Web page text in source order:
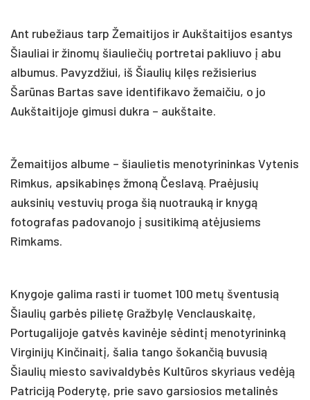
Ant rubežiaus tarp Žemaitijos ir Aukštaitijos esantys
Šiauliai ir žinomų šiauliečių portretai pakliuvo į abu
albumus. Pavyzdžiui, iš Šiaulių kilęs režisierius
Šarūnas Bartas save identifikavo žemaičiu, o jo
Aukštaitijoje gimusi dukra – aukštaite.
Žemaitijos albume – šiaulietis menotyrininkas Vytenis
Rimkus, apsikabinęs žmoną Česlavą. Praėjusių
auksinių vestuvių proga šią nuotrauką ir knygą
fotografas padovanojo į susitikimą atėjusiems
Rimkams.
Knygoje galima rasti ir tuomet 100 metų šventusią
Šiaulių garbės pilietę Gražbylę Venclauskaitę,
Portugalijoje gatvės kavinėje sėdintį menotyrininką
Virginijų Kinčinaitį, šalia tango šokančią buvusią
Šiaulių miesto savivaldybės Kultūros skyriaus vedėją
Patriciją Poderytę, prie savo garsiosios metalinės